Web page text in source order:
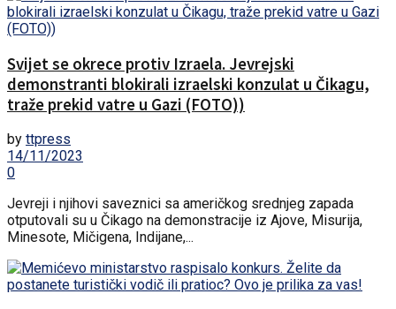
Svijet se okrece protiv Izraela. Jevrejski
demonstranti blokirali izraelski konzulat u Čikagu,
traže prekid vatre u Gazi (FOTO))
by ttpress
14/11/2023
0
Jevreji i njihovi saveznici sa američkog srednjeg zapada
otputovali su u Čikago na demonstracije iz Ajove, Misurija,
Minesote, Mičigena, Indijane,...